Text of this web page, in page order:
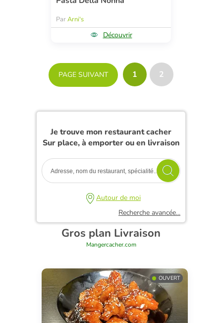
Par Arni's
Découvrir
PAGE SUIVANT 1 2
Je trouve mon restaurant cacher
Sur place, à emporter ou en livraison
Autour de moi
Recherche avancée...
Gros plan Livraison
Mangercacher.com
OUVERT